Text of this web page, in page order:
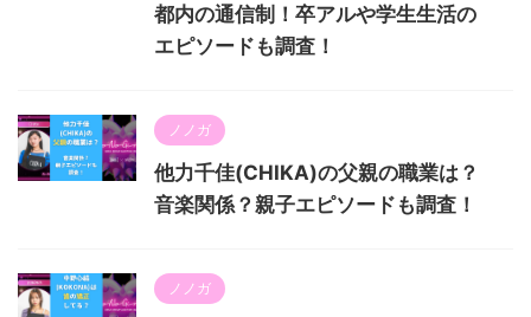
都内の通信制！卒アルや学生生活の
エピソードも調査！
ノノガ
他力千佳(CHIKA)の父親の職業は？
音楽関係？親子エピソードも調査！
ノノガ